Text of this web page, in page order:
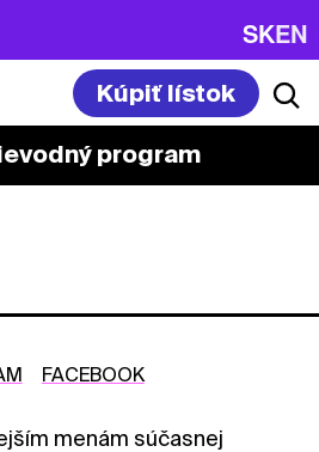
SKEN
program
Kúpiť lístok
FACEBOOK
menám súčasnej